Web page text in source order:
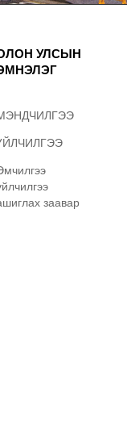
УЛСЫН
заавар